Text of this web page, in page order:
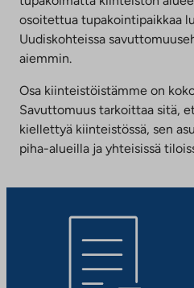
osoitettua tupakointipaikkaa
Uudiskohteissa
aiemmin.
Osa kiinteistöistämme on
Savuttomuus tarkoittaa sitä,
kiellettyä kiinteistössä, sen
piha-alueilla ja yhteisissä